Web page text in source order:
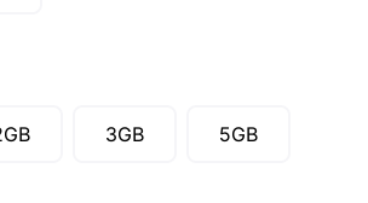
3GB 5GB